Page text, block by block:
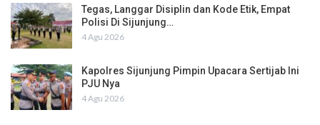
Tegas, Langgar Disiplin dan Kode Etik, Empat
Polisi Di Sijunjung…
4 Agu 2026
Kapolres Sijunjung Pimpin Upacara Sertijab Ini
PJU Nya
4 Agu 2026